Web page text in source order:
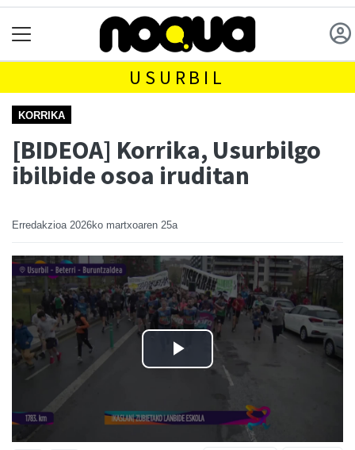
USURBIL
KORRIKA
[BIDEOA] Korrika, Usurbilgo
ibilbide osoa iruditan
Erredakzioa 2026ko martxoaren 25a